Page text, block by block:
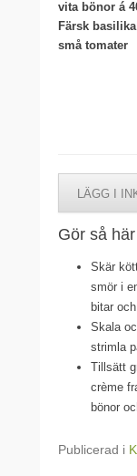
vita bönor á
Färsk basilika
små tomater
LÄGG I
Gör så här
Skär
smör i
bitar
Skala
strimla
Tillsätt
crème
bönor
Publicerad i